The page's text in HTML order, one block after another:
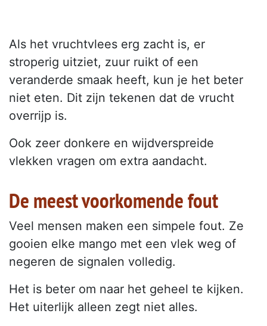
Als het vruchtvlees erg zacht is, er
stroperig uitziet, zuur ruikt of een
veranderde smaak heeft, kun je het beter
niet eten. Dit zijn tekenen dat de vrucht
overrijp is.
Ook zeer donkere en wijdverspreide
vlekken vragen om extra aandacht.
De meest voorkomende fout
Veel mensen maken een simpele fout. Ze
gooien elke mango met een vlek weg of
negeren de signalen volledig.
Het is beter om naar het geheel te kijken.
Het uiterlijk alleen zegt niet alles.